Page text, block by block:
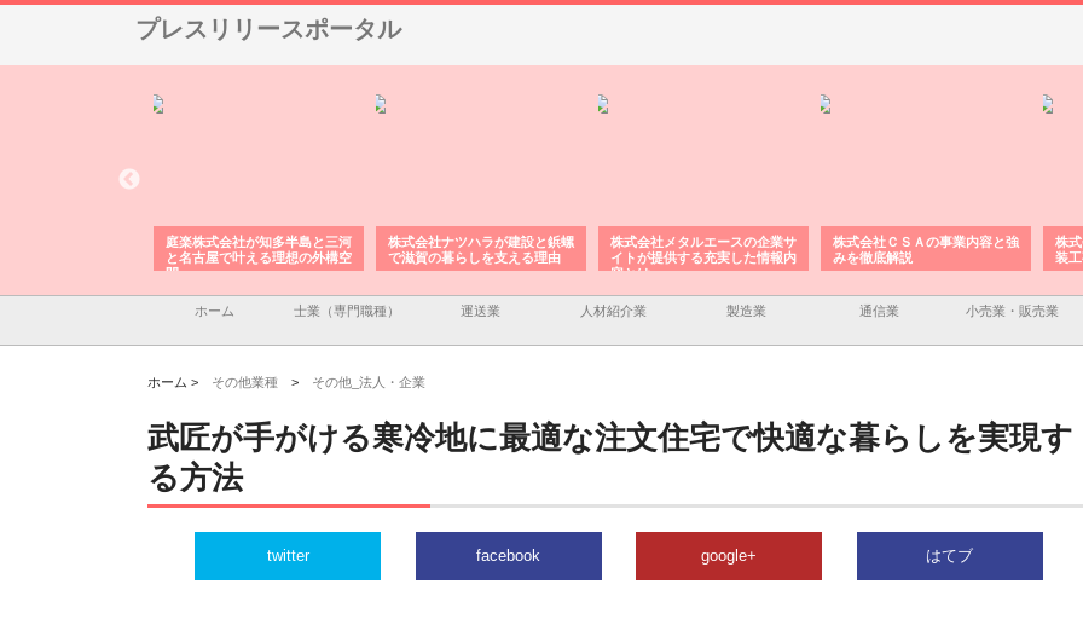
プレスリリースポータル
庭楽株式会社が知多半島と三河
と名古屋で叶える理想の外構空
間
株式会社ナツハラが建設と鋲螺
で滋賀の暮らしを支える理由
株式会社メタルエースの企業サ
イトが提供する充実した情報内
容とは
株式会社ＣＳＡの事業内容と強
みを徹底解説
株
装
ホーム 士業（専門職種） 運送業 人材紹介業 製造業 通信業 小売業・販売業
ホーム > その他業種 > その他_法人・企業
武匠が手がける寒冷地に最適な注文住宅で快適な暮らしを実現す
る方法
twitter facebook google+ はてブ